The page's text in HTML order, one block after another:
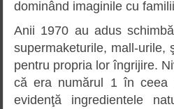
dominând imaginile cu
Anii 1970 au adus
supermaketurile, mall-
pentru propria lor îngrijire.
că era numărul 1 în ceea
evidenţă ingredientele